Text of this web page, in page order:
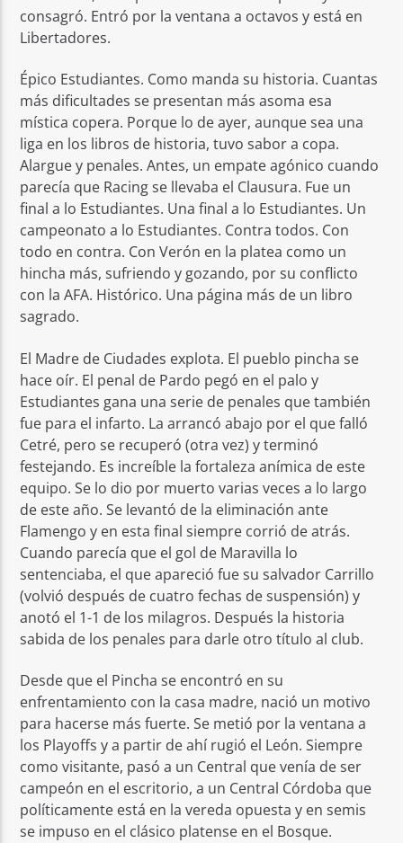
consagró. Entró por la ventana a octavos y está en
Libertadores.
Épico Estudiantes. Como manda su historia. Cuantas
más dificultades se presentan más asoma esa
mística copera. Porque lo de ayer, aunque sea una
liga en los libros de historia, tuvo sabor a copa.
Alargue y penales. Antes, un empate agónico cuando
parecía que Racing se llevaba el Clausura. Fue un
final a lo Estudiantes. Una final a lo Estudiantes. Un
campeonato a lo Estudiantes. Contra todos. Con
todo en contra. Con Verón en la platea como un
hincha más, sufriendo y gozando, por su conflicto
con la AFA. Histórico. Una página más de un libro
sagrado.
El Madre de Ciudades explota. El pueblo pincha se
hace oír. El penal de Pardo pegó en el palo y
Estudiantes gana una serie de penales que también
fue para el infarto. La arrancó abajo por el que falló
Cetré, pero se recuperó (otra vez) y terminó
festejando. Es increíble la fortaleza anímica de este
equipo. Se lo dio por muerto varias veces a lo largo
de este año. Se levantó de la eliminación ante
Flamengo y en esta final siempre corrió de atrás.
Cuando parecía que el gol de Maravilla lo
sentenciaba, el que apareció fue su salvador Carrillo
(volvió después de cuatro fechas de suspensión) y
anotó el 1-1 de los milagros. Después la historia
sabida de los penales para darle otro título al club.
Desde que el Pincha se encontró en su
enfrentamiento con la casa madre, nació un motivo
para hacerse más fuerte. Se metió por la ventana a
los Playoffs y a partir de ahí rugió el León. Siempre
como visitante, pasó a un Central que venía de ser
campeón en el escritorio, a un Central Córdoba que
políticamente está en la vereda opuesta y en semis
se impuso en el clásico platense en el Bosque.